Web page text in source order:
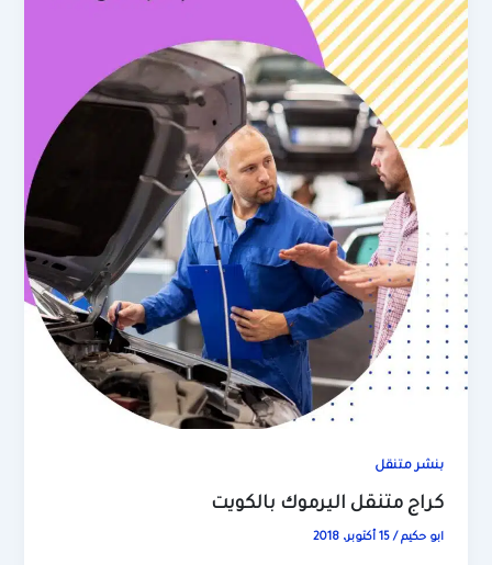
بنشر متنقل
كراج متنقل اليرموك بالكويت
ابو حكيم/15 أكتوبر، 2018